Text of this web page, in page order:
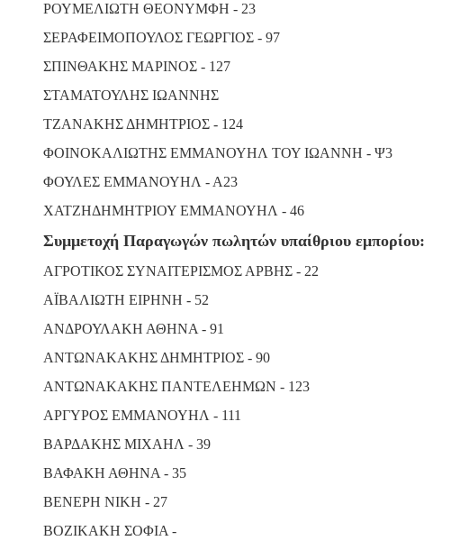
ΡΟΥΜΕΛΙΩΤΗ ΘΕΟΝΥΜΦΗ - 23
ΣΕΡΑΦΕΙΜΟΠΟΥΛΟΣ ΓΕΩΡΓΙΟΣ - 97
ΣΠΙΝΘΑΚΗΣ ΜΑΡΙΝΟΣ - 127
ΣΤΑΜΑΤΟΥΛΗΣ ΙΩΑΝΝΗΣ
ΤΖΑΝΑΚΗΣ ΔΗΜΗΤΡΙΟΣ - 124
ΦΟΙΝΟΚΑΛΙΩΤΗΣ ΕΜΜΑΝΟΥΗΛ ΤΟΥ ΙΩΑΝΝΗ - Ψ3
ΦΟΥΛΕΣ ΕΜΜΑΝΟΥΗΛ - Α23
ΧΑΤΖΗΔΗΜΗΤΡΙΟΥ ΕΜΜΑΝΟΥΗΛ - 46
Συμμετοχή Παραγωγών πωλητών υπαίθριου εμπορίου:
ΑΓΡΟΤΙΚΟΣ ΣΥΝΑΙΤΕΡΙΣΜΟΣ ΑΡΒΗΣ - 22
ΑΪΒΑΛΙΩΤΗ ΕΙΡΗΝΗ - 52
ΑΝΔΡΟΥΛΑΚΗ ΑΘΗΝΑ - 91
ΑΝΤΩΝΑΚΑΚΗΣ ΔΗΜΗΤΡΙΟΣ - 90
ΑΝΤΩΝΑΚΑΚΗΣ ΠΑΝΤΕΛΕΗΜΩΝ - 123
ΑΡΓΥΡΟΣ ΕΜΜΑΝΟΥΗΛ - 111
ΒΑΡΔΑΚΗΣ ΜΙΧΑΗΛ - 39
ΒΑΦΑΚΗ ΑΘΗΝΑ - 35
ΒΕΝΕΡΗ ΝΙΚΗ - 27
ΒΟΖΙΚΑΚΗ ΣΟΦΙΑ -